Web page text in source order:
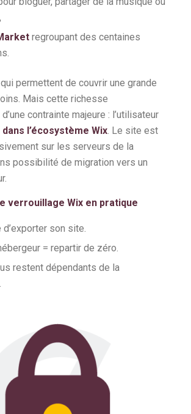
regroupant des centaines
permettent de couvrir une grande
Mais cette richesse
contrainte majeure : l’utilisateur
l’écosystème Wix. Le site est
sur les serveurs de la
possibilité de migration vers un
verrouillage Wix en pratique
d’exporter son site.
= repartir de zéro.
restent dépendants de la